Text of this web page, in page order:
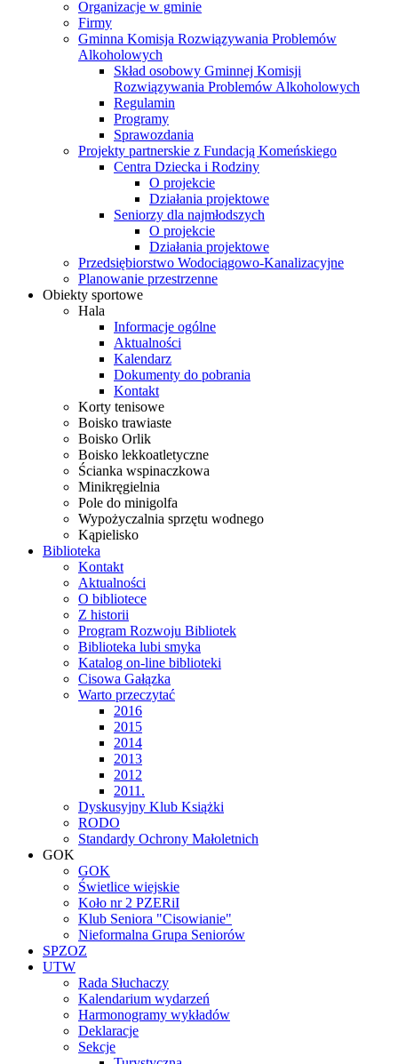
Organizacje w gminie
Firmy
Gminna Komisja Rozwiązywania Problemów
Alkoholowych
Skład osobowy Gminnej Komisji
Rozwiązywania Problemów Alkoholowych
Regulamin
Programy
Sprawozdania
Projekty partnerskie z Fundacją Komeńskiego
Centra Dziecka i Rodziny
O projekcie
Działania projektowe
Seniorzy dla najmłodszych
O projekcie
Działania projektowe
Przedsiębiorstwo Wodociągowo-Kanalizacyjne
Planowanie przestrzenne
Obiekty sportowe
Hala
Informacje ogólne
Aktualności
Kalendarz
Dokumenty do pobrania
Kontakt
Korty tenisowe
Boisko trawiaste
Boisko Orlik
Boisko lekkoatletyczne
Ścianka wspinaczkowa
Minikręgielnia
Pole do minigolfa
Wypożyczalnia sprzętu wodnego
Kąpielisko
Biblioteka
Kontakt
Aktualności
O bibliotece
Z historii
Program Rozwoju Bibliotek
Biblioteka lubi smyka
Katalog on-line biblioteki
Cisowa Gałązka
Warto przeczytać
2016
2015
2014
2013
2012
2011.
Dyskusyjny Klub Książki
RODO
Standardy Ochrony Małoletnich
GOK
GOK
Świetlice wiejskie
Koło nr 2 PZERiI
Klub Seniora "Cisowianie"
Nieformalna Grupa Seniorów
SPZOZ
UTW
Rada Słuchaczy
Kalendarium wydarzeń
Harmonogramy wykładów
Deklaracje
Sekcje